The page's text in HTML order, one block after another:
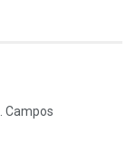
Campos